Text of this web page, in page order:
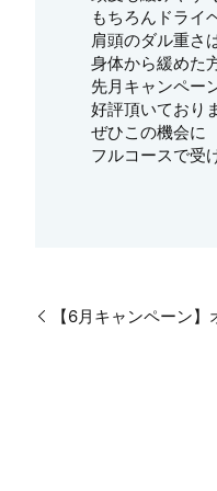
もちろんドライ
肩頭のダル重さ
身体から緩めた
先月キャンペー
好評頂いてお
ぜひこの機会に
フルコースで受
【6月キャンペーン